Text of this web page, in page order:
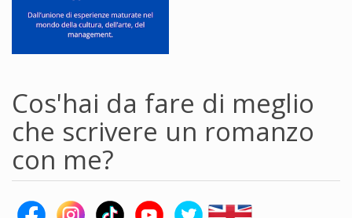
Cos'hai da fare di meglio
che scrivere un romanzo
con me?